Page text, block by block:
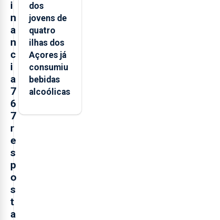
i
n
a
n
c
i
a
7
6
7
r
e
s
p
o
s
t
a
dos
jovens de
quatro
ilhas dos
Açores já
consumiu
bebidas
alcoólicas